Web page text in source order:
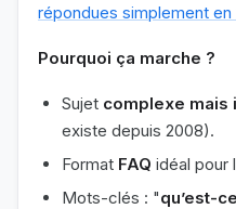
répondues simplement en
Pourquoi ça marche ?
Sujet complexe mais
existe depuis 2008).
Format FAQ idéal pour
Mots-clés : "qu’est-